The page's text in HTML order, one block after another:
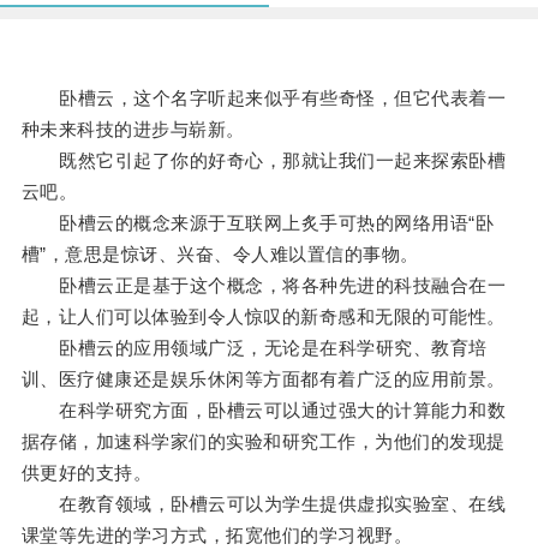
卧槽云，这个名字听起来似乎有些奇怪，但它代表着一
种未来科技的进步与崭新。
既然它引起了你的好奇心，那就让我们一起来探索卧槽
云吧。
卧槽云的概念来源于互联网上炙手可热的网络用语“卧
槽”，意思是惊讶、兴奋、令人难以置信的事物。
卧槽云正是基于这个概念，将各种先进的科技融合在一
起，让人们可以体验到令人惊叹的新奇感和无限的可能性。
卧槽云的应用领域广泛，无论是在科学研究、教育培
训、医疗健康还是娱乐休闲等方面都有着广泛的应用前景。
在科学研究方面，卧槽云可以通过强大的计算能力和数
据存储，加速科学家们的实验和研究工作，为他们的发现提
供更好的支持。
在教育领域，卧槽云可以为学生提供虚拟实验室、在线
课堂等先进的学习方式，拓宽他们的学习视野。